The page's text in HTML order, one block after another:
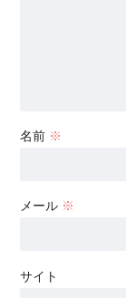
名前 ※
メール ※
サイト